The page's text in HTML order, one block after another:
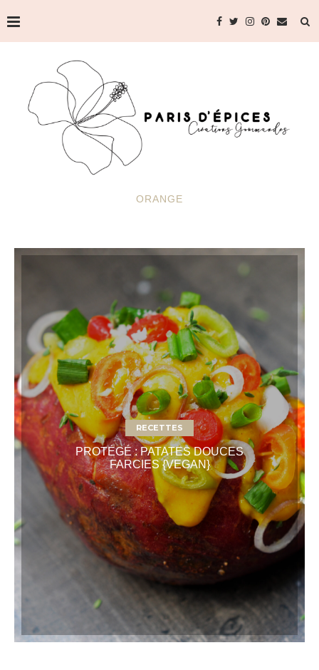
ORANGE
RECETTES
PROTÉGÉ : PATATES DOUCES
FARCIES {VEGAN}